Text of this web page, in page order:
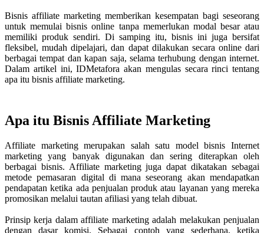
Bisnis affiliate marketing memberikan kesempatan bagi seseorang
untuk memulai bisnis online tanpa memerlukan modal besar atau
memiliki produk sendiri. Di samping itu, bisnis ini juga bersifat
fleksibel, mudah dipelajari, dan dapat dilakukan secara online dari
berbagai tempat dan kapan saja, selama terhubung dengan internet.
Dalam artikel ini, IDMetafora akan mengulas secara rinci tentang
apa itu bisnis affiliate marketing.
Apa itu Bisnis Affiliate Marketing
Affiliate marketing merupakan salah satu model bisnis Internet
marketing yang banyak digunakan dan sering diterapkan oleh
berbagai bisnis. Affiliate marketing juga dapat dikatakan sebagai
metode pemasaran digital di mana seseorang akan mendapatkan
pendapatan ketika ada penjualan produk atau layanan yang mereka
promosikan melalui tautan afiliasi yang telah dibuat.
Prinsip kerja dalam affiliate marketing adalah melakukan penjualan
dengan dasar komisi. Sebagai contoh yang sederhana, ketika